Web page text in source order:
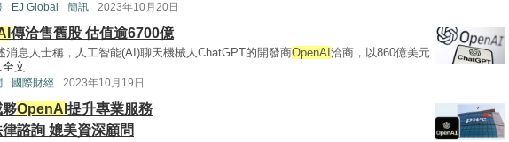
EJ Global 簡訊 2023年10月20日
傳洽售舊股 估值逾6700億
消息人士稱，人工智能(AI)聊天機械人ChatGPT的開發商OpenAI 洽商，以860億美元
全文
國際財經 2023年10月19日
夥OpenAI 提升專業服務
諮詢 媲美資深顧問